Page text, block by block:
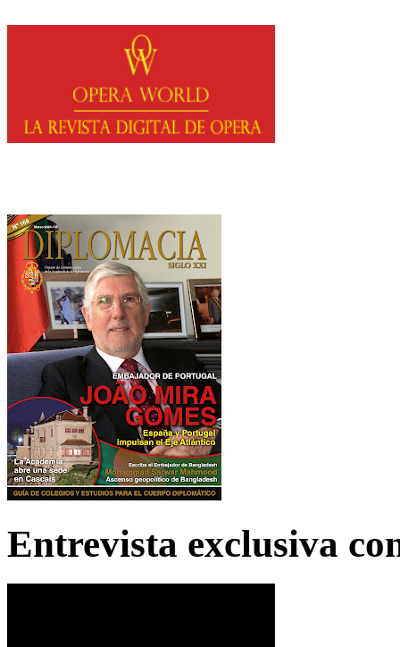
Entrevista exclusiva